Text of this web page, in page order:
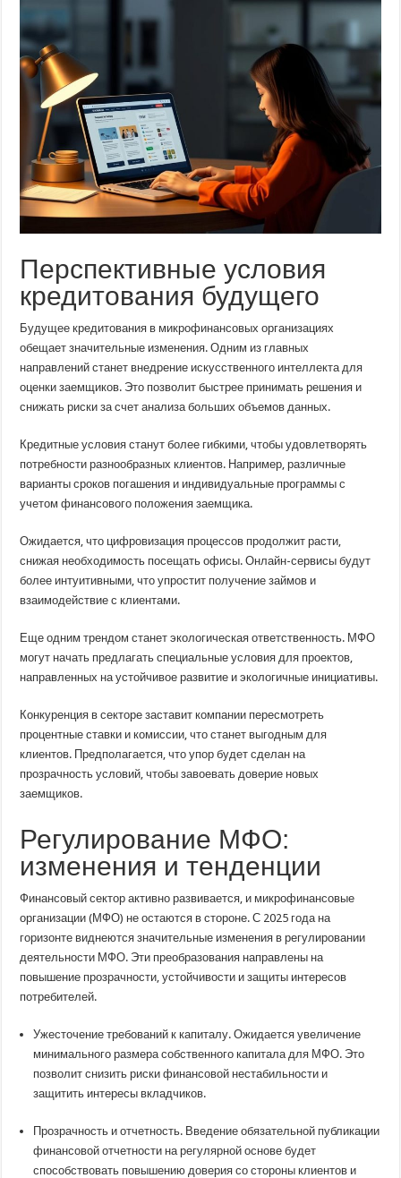
Перспективные условия
кредитования будущего
Будущее кредитования в микрофинансовых организациях
обещает значительные изменения. Одним из главных
направлений станет внедрение искусственного интеллекта для
оценки заемщиков. Это позволит быстрее принимать решения и
снижать риски за счет анализа больших объемов данных.
Кредитные условия станут более гибкими, чтобы удовлетворять
потребности разнообразных клиентов. Например, различные
варианты сроков погашения и индивидуальные программы с
учетом финансового положения заемщика.
Ожидается, что цифровизация процессов продолжит расти,
снижая необходимость посещать офисы. Онлайн-сервисы будут
более интуитивными, что упростит получение займов и
взаимодействие с клиентами.
Еще одним трендом станет экологическая ответственность. МФО
могут начать предлагать специальные условия для проектов,
направленных на устойчивое развитие и экологичные инициативы.
Конкуренция в секторе заставит компании пересмотреть
процентные ставки и комиссии, что станет выгодным для
клиентов. Предполагается, что упор будет сделан на
прозрачность условий, чтобы завоевать доверие новых
заемщиков.
Регулирование МФО:
изменения и тенденции
Финансовый сектор активно развивается, и микрофинансовые
организации (МФО) не остаются в стороне. С 2025 года на
горизонте виднеются значительные изменения в регулировании
деятельности МФО. Эти преобразования направлены на
повышение прозрачности, устойчивости и защиты интересов
потребителей.
Ужесточение требований к капиталу. Ожидается увеличение
минимального размера собственного капитала для МФО. Это
позволит снизить риски финансовой нестабильности и
защитить интересы вкладчиков.
Прозрачность и отчетность. Введение обязательной публикации
финансовой отчетности на регулярной основе будет
способствовать повышению доверия со стороны клиентов и